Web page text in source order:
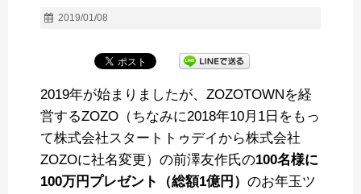
2019/01/08
2019年が始まりましたが、ZOZOTOWNを経
営するZOZO（ちなみに2018年10月1日をもっ
て株式会社スタートトゥデイから株式会社
ZOZOに社名変更）の前澤友作氏の100名様に
100万円プレゼント（総額1億円） のお年玉ツ